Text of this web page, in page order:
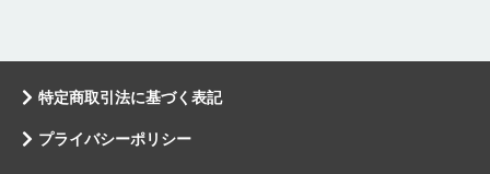
特定商取引法に基づく表記
プライバシーポリシー